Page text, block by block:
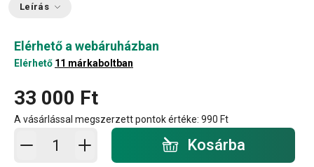
Leírás
Elérhető a webáruházban
Elérhető 11 márkaboltban
33 000 Ft
A vásárlással megszerzett pontok értéke: 990 Ft
Kosárba - mennyiség Kosárba